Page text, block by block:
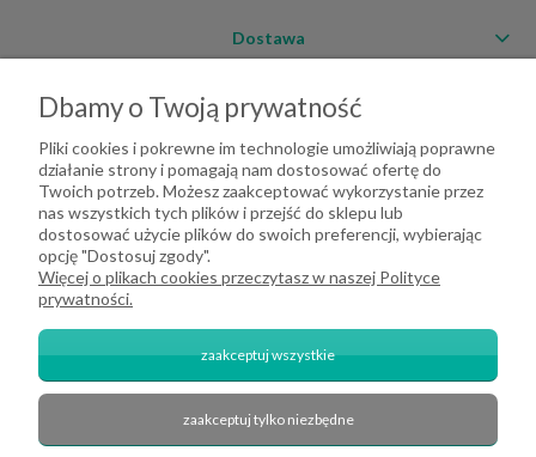
Dostawa
O firmie
2026 DeHome.pl | Tekstylia domowe DeHome | Przemysłowa 8, 43-430
Pierściec | E-mail: dehome@dehome.pl | Tel.: 733 666 100 | "INARI" SPÓŁKA
Dbamy o Twoją prywatność
Pliki cookies i pokrewne im technologie umożliwiają poprawne
działanie strony i pomagają nam dostosować ofertę do
Twoich potrzeb. Możesz zaakceptować wykorzystanie przez
nas wszystkich tych plików i przejść do sklepu lub
dostosować użycie plików do swoich preferencji, wybierając
opcję "Dostosuj zgody".
Więcej o plikach cookies przeczytasz w naszej Polityce
prywatności.
zaakceptuj wszystkie
zaakceptuj tylko niezbędne